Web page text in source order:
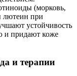
(морковь,
лютеин при
устойчивость
и придают коже
и терапии